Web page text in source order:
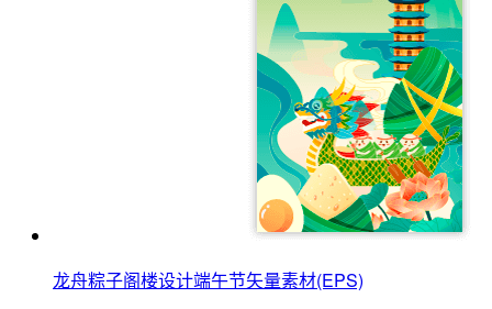
龙舟粽子阁楼设计端午节矢量素材(EPS)